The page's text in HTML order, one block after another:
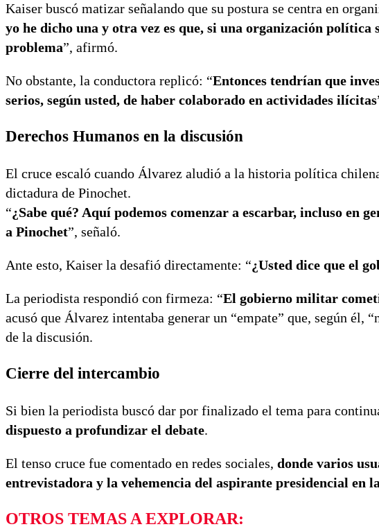
Kaiser buscó matizar señalando que su postura se centra en
yo he dicho una y otra vez es que, si una organización
problema”, afirmó.
No obstante, la conductora replicó: “Entonces tendrían que
serios, según usted, de haber colaborado en actividades ilícitas
Derechos Humanos en la discusión
El cruce escaló cuando Álvarez aludió a la historia política
dictadura de Pinochet.
“¿Sabe qué? Aquí podemos comenzar a escarbar, incluso en
a Pinochet”, señaló.
Ante esto, Kaiser la desafió directamente: “¿Usted dice que el
La periodista respondió con firmeza: “El gobierno militar
acusó que Álvarez intentaba generar un “empate” que, según él,
de la discusión.
Cierre del intercambio
Si bien la periodista buscó dar por finalizado el tema para
dispuesto a profundizar el debate.
El tenso cruce fue comentado en redes sociales, donde varios
entrevistadora y la vehemencia del aspirante presidencial en
OTROS TEMAS A EXPLORAR: